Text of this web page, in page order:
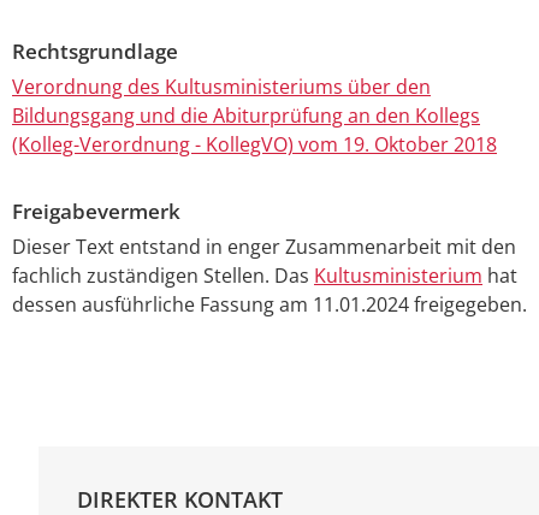
Rechtsgrundlage
Verordnung des Kultusministeriums über den
Bildungsgang und die Abiturprüfung an den Kollegs
(Kolleg-Verordnung - KollegVO) vom 19. Oktober 2018
Freigabevermerk
Dieser Text entstand in enger Zusammenarbeit mit den
fachlich zuständigen Stellen. Das Kultusministerium hat
dessen ausführliche Fassung am 11.01.2024 freigegeben.
DIREKTER KONTAKT